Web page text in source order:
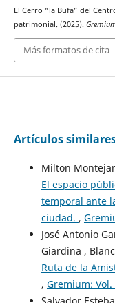
El Cerro “la Bufa” del
patrimonial. (2025).
Más formatos de cita
Artículos
Milton
El espacio
temporal ante
ciudad. ,
José Antonio
Giardina ,
Ruta de la
, Gremium:
Salvador